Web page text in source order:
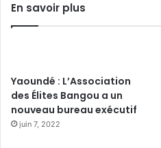
En savoir plus
Yaoundé : L’Association
des Élites Bangou a un
nouveau bureau exécutif
juin 7, 2022